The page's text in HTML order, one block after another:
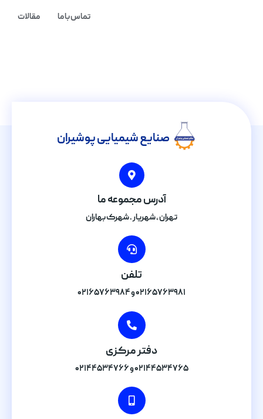
تماس با ما
مقالات
صنایع شیمیایی پوشیران
آدرس مجموعه ما
تهران , شهریار . شهرک بهاران
تلفن
۰۲۱۶۵۷۶۳۹۸۱ و ۰۲۱۶۵۷۶۳۹۸۴
دفتر مرکزی
۰۲۱۴۴۵۳۴۷۶۵ و ۰۲۱۴۴۵۳۴۷۶۶